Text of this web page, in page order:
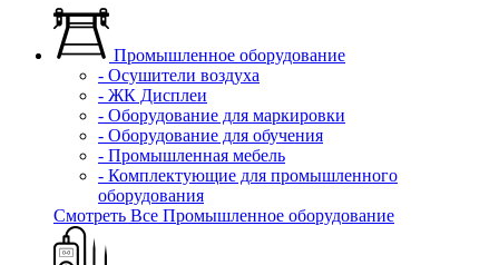
Промышленное оборудование
- Осушители воздуха
- ЖК Дисплеи
- Оборудование для маркировки
- Оборудование для обучения
- Промышленная мебель
- Комплектующие для промышленного
оборудования
Смотреть Все Промышленное оборудование